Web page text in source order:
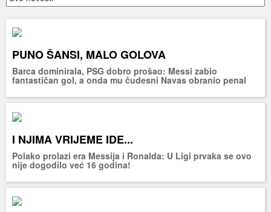
PUNO ŠANSI, MALO GOLOVA
Barca dominirala, PSG dobro prošao: Messi zabio
fantastičan gol, a onda mu čudesni Navas obranio penal
I NJIMA VRIJEME IDE...
Polako prolazi era Messija i Ronalda: U Ligi prvaka se ovo
nije dogodilo već 16 godina!